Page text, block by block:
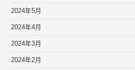
2024年5月
2024年4月
2024年3月
2024年2月